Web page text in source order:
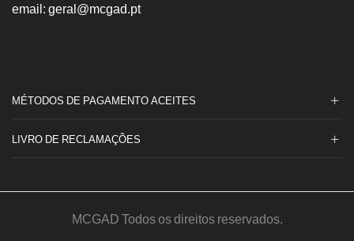
email: geral@mcgad.pt
MÉTODOS DE PAGAMENTO ACEITES
LIVRO DE RECLAMAÇÕES
MCGAD Todos os direitos reservados.